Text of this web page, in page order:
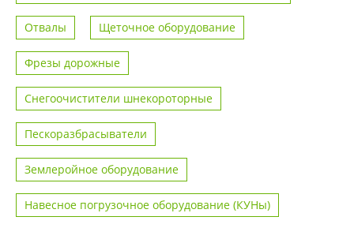
Отвалы Щеточное оборудование
Фрезы дорожные
Снегоочистители шнекороторные
Пескоразбрасыватели
Землеройное оборудование
Навесное погрузочное оборудование (КУНы)